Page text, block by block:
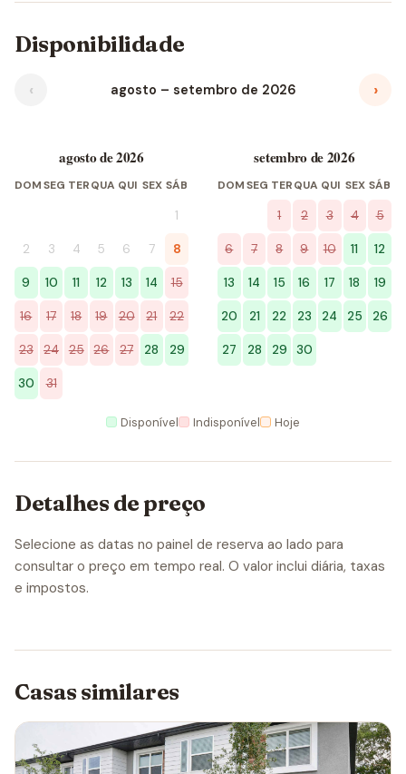
Disponibilidade
‹ agosto – setembro de 2026 ›
agosto de 2026
DOMSEG TERQUA QUI SEX SÁB
1
2 3 4 5 6 7 8
9 10 11 12 13 14 15
16 17 18 19 20 21 22
23 24 25 26 27 28 29
30 31
setembro de 2026
DOMSEG TERQUA QUI SEX SÁB
1 2 3 4 5
6 7 8 9 10 11 12
13 14 15 16 17 18 19
20 21 22 23 24 25 26
27 28 29 30
Disponível Indisponível Hoje
Detalhes de preço
Selecione as datas no painel de reserva ao lado para
consultar o preço em tempo real. O valor inclui diária, taxas
e impostos.
Casas similares